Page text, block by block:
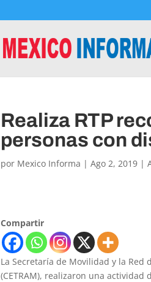
Realiza RTP
personas con
por Mexico Informa |Ago 2, 2019 |
Compartir
La Secretaría de Movilidad y la Red
(CETRAM), realizaron una